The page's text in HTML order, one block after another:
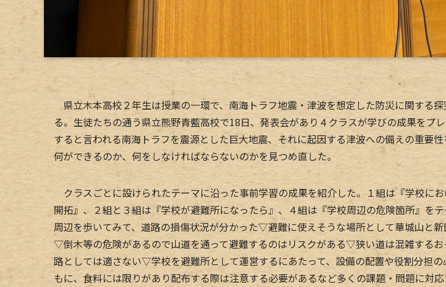
県立木本高校２年生は授業の一環で、南海トラフ地震・津波を想定した防災に関する
る。生徒たちの通う県立熊野青藍高校で18日、発表会があり４クラスが学びの成果をプ
すると言われる南海トラフを震源とした巨大地震、それに起因する津波への備えの重要
何ができるのか、何をしなければならないのかを見つめ直した。
クラスごとに設けられたテーマに沿った事前学習の成果を紹介した。１組は『学校に
開拓』、２組と３組は『学校が避難所になったら』、４組は『学校周辺の危険箇所』を
周辺を歩いてみて、道路の損傷状況が分かった▽避難に使えそうな場所として華城山と
▽倒木等の危険があるので山道を通って避難するのはリスクがある▽狭い道は混雑する
路としては適さない▽学校を避難所として運営するにあたって、設備の配置や役割分担の
もに、食料には限りがあり配布する際は注意する必要があるなど多くの課題・問題に対